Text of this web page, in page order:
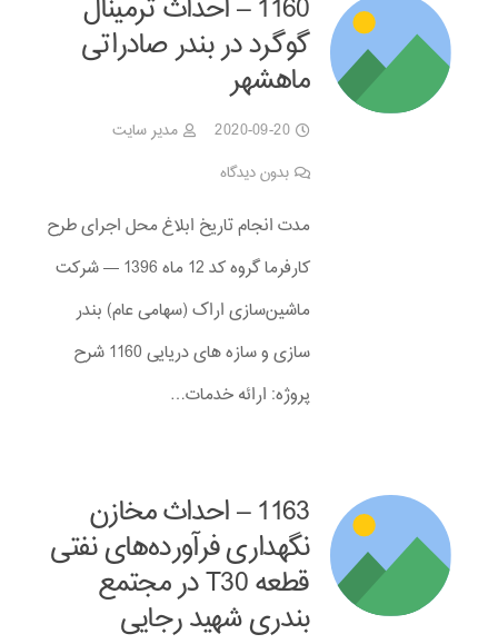
1160 – احداث ترمینال
گوگرد در بندر صادراتی
ماهشهر
2020-09-20
مدیر سایت
بدون دیدگاه
مدت انجام تاریخ ابلاغ محل اجرای طرح
کارفرما گروه کد 12 ماه 1396 — شرکت
ماشین‌سازی اراک (سهامی عام) بندر
سازی و سازه های دریایی 1160 شرح
پروژه: ارائه خدمات…
1163 – احداث مخازن
نگهداری فرآورده‌های نفتی
قطعه T30 در مجتمع
بندری شهید رجایی